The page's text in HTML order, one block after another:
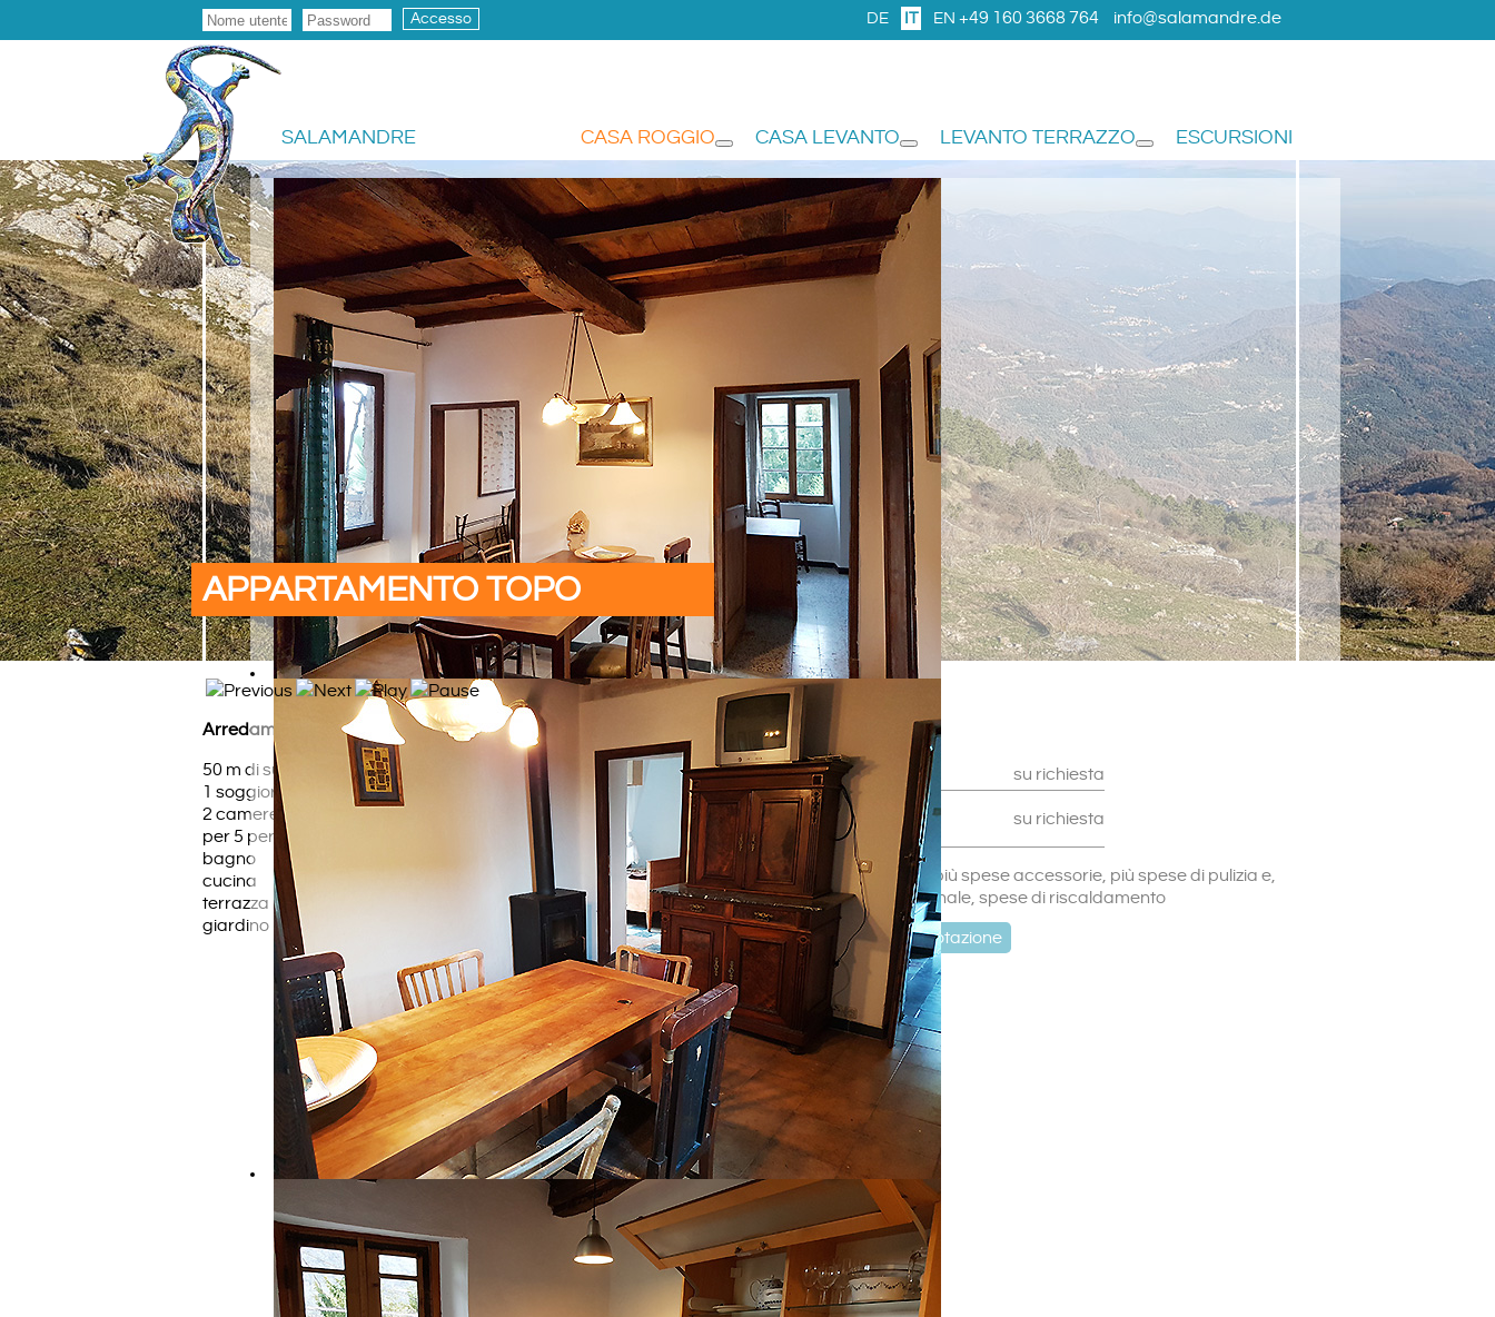
Accesso +49 160 3668 764 info@salamandre.de
DE IT EN
SALAMANDRE ESCURSIONI
LEVANTO TERRAZZO
CASA LEVANTO
CASA ROGGIO
APPARTAMENTO TOPO
Arredamento
50 m di superficie
1 soggiorno
2 camere da letto (disponibilità letti
per 5 persone)
bagno
cucina
terrazza
giardino
Prezzi
1.4. - 31.10.
su richiesta
Bassa stagione
(tempo rimanente)
su richiesta
prezzo indicativo, più spese accessorie, più spese di pulizia e,
nel semestre invernale, spese di riscaldamento
Richiesta di prenotazione